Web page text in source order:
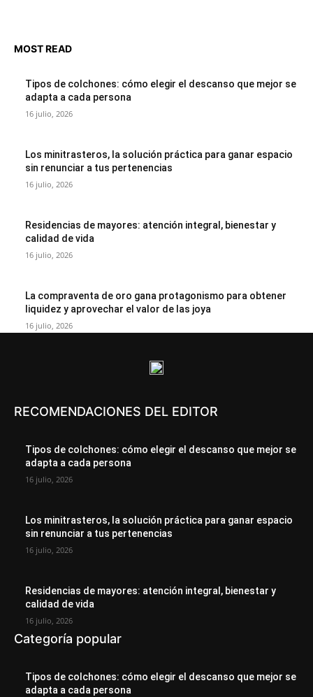
MOST READ
Tipos de colchones: cómo elegir el descanso que mejor se
adapta a cada persona
16 julio, 2026
Los minitrasteros, la solución práctica para ganar espacio
sin renunciar a tus pertenencias
16 julio, 2026
Residencias de mayores: atención integral, bienestar y
calidad de vida
16 julio, 2026
La compraventa de oro gana protagonismo para obtener
liquidez y aprovechar el valor de las joya
16 julio, 2026
RECOMENDACIONES DEL EDITOR
Tipos de colchones: cómo elegir el descanso que mejor se
adapta a cada persona
16 julio, 2026
Los minitrasteros, la solución práctica para ganar espacio
sin renunciar a tus pertenencias
16 julio, 2026
Residencias de mayores: atención integral, bienestar y
calidad de vida
16 julio, 2026
Categoría popular
Tipos de colchones: cómo elegir el descanso que mejor se
adapta a cada persona